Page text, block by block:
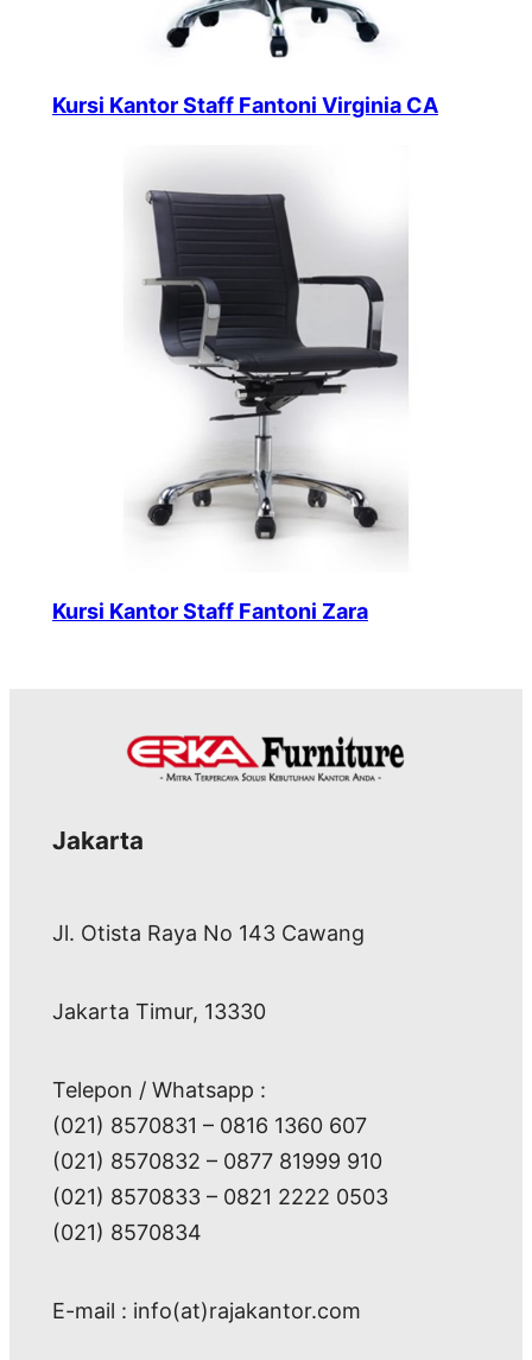
Kursi Kantor Staff Fantoni Virginia CA
Kursi Kantor Staff Fantoni Zara
Jakarta
Jl. Otista Raya No 143 Cawang
Jakarta Timur, 13330
Telepon / Whatsapp :
(021) 8570831 – 0816 1360 607
(021) 8570832 – 0877 81999 910
(021) 8570833 – 0821 2222 0503
(021) 8570834
E-mail : info(at)rajakantor.com